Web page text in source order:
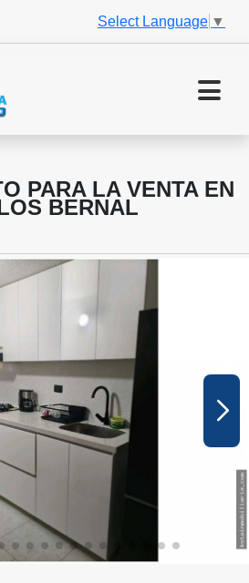
Select Language ▼
PARA LA VENTA EN
BERNAL